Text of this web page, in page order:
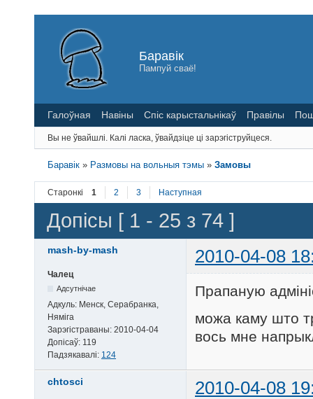
Баравік
Пампуй сваё!
Галоўная Навіны Спіс карыстальнікаў Правілы
Вы не ўвайшлі. Калі ласка, ўвайдзіце ці зарэгіструйцеся.
Баравік » Размовы на вольныя тэмы »Замовы
Старонкі 1 2 3 Наступная
Допісы [ 1 - 25 з 74 ]
mash-by-mash 2010-04-08
Чалец
Адсутнічае
Адкуль: Менск, Серабранка,
Няміга
Зарэгістраваны: 2010-04-04
Допісаў: 119
Падзякавалі: 124
Прапаную
можа каму што
вось мне
chtosci 2010-04-08